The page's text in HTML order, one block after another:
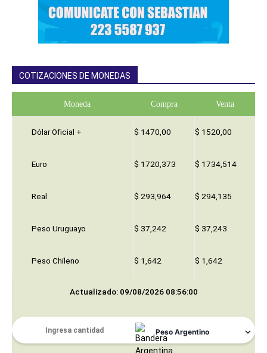
COTIZACIONES DE MONEDAS
Moneda Compra Venta
Dólar Oficial + $ 1470,00 $ 1520,00
Euro $ 1720,373 $ 1734,514
Real $ 293,964 $ 294,135
Peso Uruguayo $ 37,242 $ 37,243
Peso Chileno $ 1,642 $ 1,642
Actualizado: 09/08/2026 08:56:00